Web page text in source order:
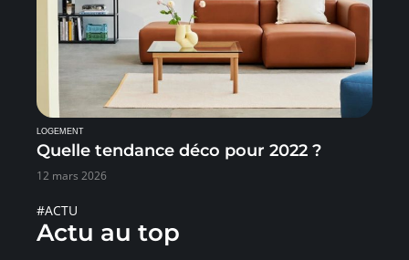
LOGEMENT
Quelle tendance déco pour 2022 ?
12 mars 2026
#ACTU
Actu au top